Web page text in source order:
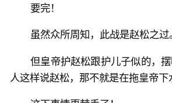
要完！
虽然众所周知，此战是赵松之过
但皇帝护赵松跟护儿子似的，
人这样说赵松，那不就是在拖皇帝下